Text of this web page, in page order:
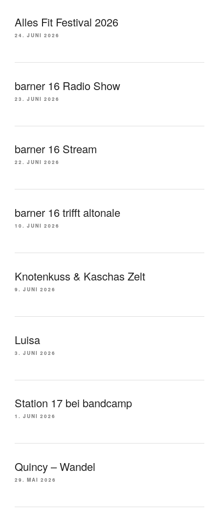
Alles Fit Festival 2026
24. JUNI 2026
barner 16 Radio Show
23. JUNI 2026
barner 16 Stream
22. JUNI 2026
barner 16 trifft altonale
10. JUNI 2026
Knotenkuss & Kaschas Zelt
9. JUNI 2026
Luisa
3. JUNI 2026
Station 17 bei bandcamp
1. JUNI 2026
Quincy – Wandel
29. MAI 2026